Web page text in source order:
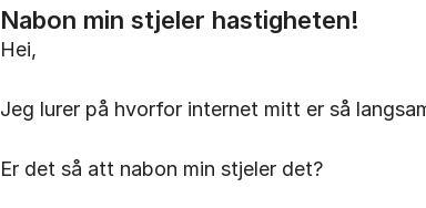
Nabon min stjeler hastigheten!
Hei,
Jeg lurer på hvorfor internet mitt er så
Er det så att nabon min stjeler det?